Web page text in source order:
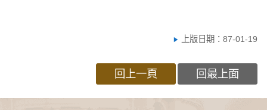
上版日期：87-01-19
回上一頁 回最上面